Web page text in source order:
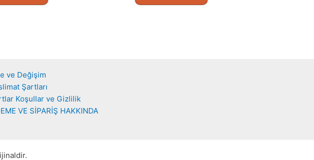
ve Değişim
Şartları
Koşullar ve Gizlilik
VE SİPARİŞ HAKKINDA